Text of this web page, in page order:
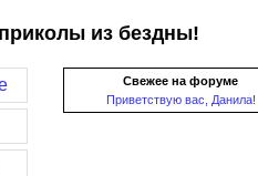
из бездны!
Свежее на форуме
Приветствую вас, Данила!